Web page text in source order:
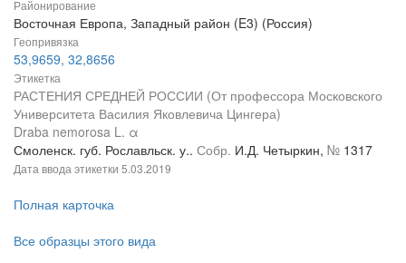
Районирование
Восточная Европа, Западный район (E3) (Россия)
Геопривязка
53,9659, 32,8656
Этикетка
РАСТЕНИЯ СРЕДНЕЙ РОССИИ (От профессора Московского
Университета Василия Яковлевича Цингера)
Draba nemorosa L. α
Смоленск. губ. Рославльск. у.. Собр. И.Д. Четыркин, № 1317
Дата ввода этикетки 5.03.2019
Полная карточка
Все образцы этого вида